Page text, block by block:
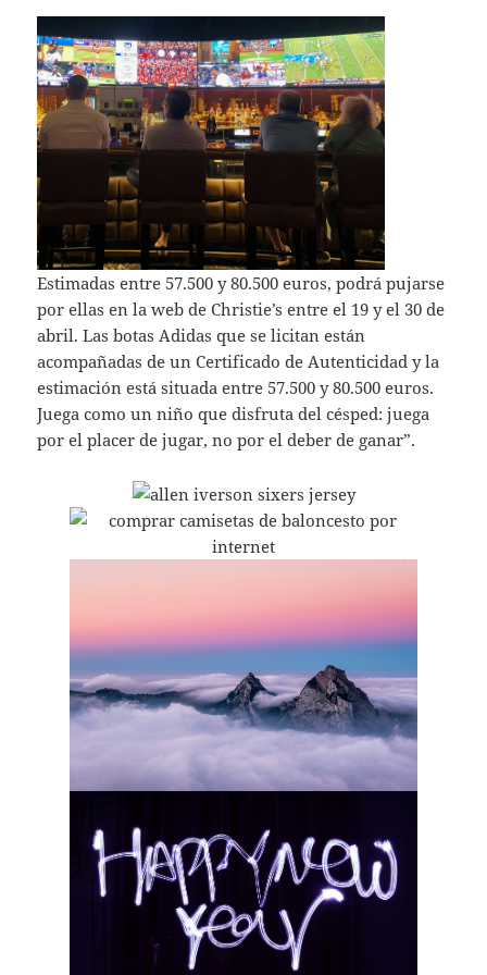
Estimadas entre 57.500 y 80.500 euros, podrá pujarse
por ellas en la web de Christie’s entre el 19 y el 30 de
abril. Las botas Adidas que se licitan están
acompañadas de un Certificado de Autenticidad y la
estimación está situada entre 57.500 y 80.500 euros.
Juega como un niño que disfruta del césped: juega
por el placer de jugar, no por el deber de ganar”.